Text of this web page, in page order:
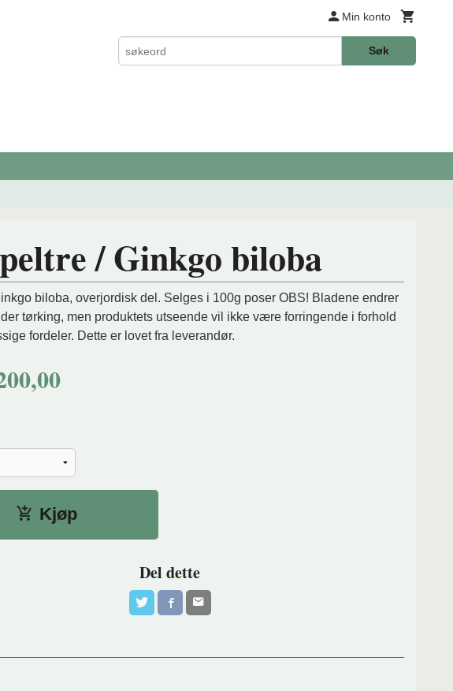
Min konto
Søk
/ Ginkgo biloba
biloba, overjordisk del. Selges i 100g poser OBS! Bladene endrer
tørking, men produktets utseende vil ikke være forringende i forhold
fordeler. Dette er lovet fra leverandør.
Kjøp
Del dette